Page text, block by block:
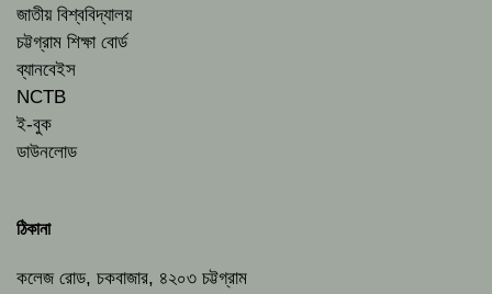
জাতীয় বিশ্ববিদ্যালয়
চট্টগ্রাম শিক্ষা বোর্ড
ব্যানবেইস
NCTB
ই-বুক
ডাউনলোড
ঠিকানা
কলেজ রোড, চকবাজার, ৪২০৩ চট্টগ্রাম